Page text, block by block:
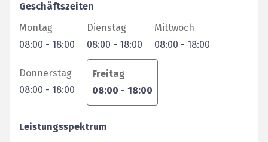
Geschäftszeiten
Montag
08:00 - 18:00
Dienstag
08:00 - 18:00
Mittwoch
08:00 - 18:00
Donnerstag
08:00 - 18:00
Freitag
08:00 - 18:00
Leistungsspektrum